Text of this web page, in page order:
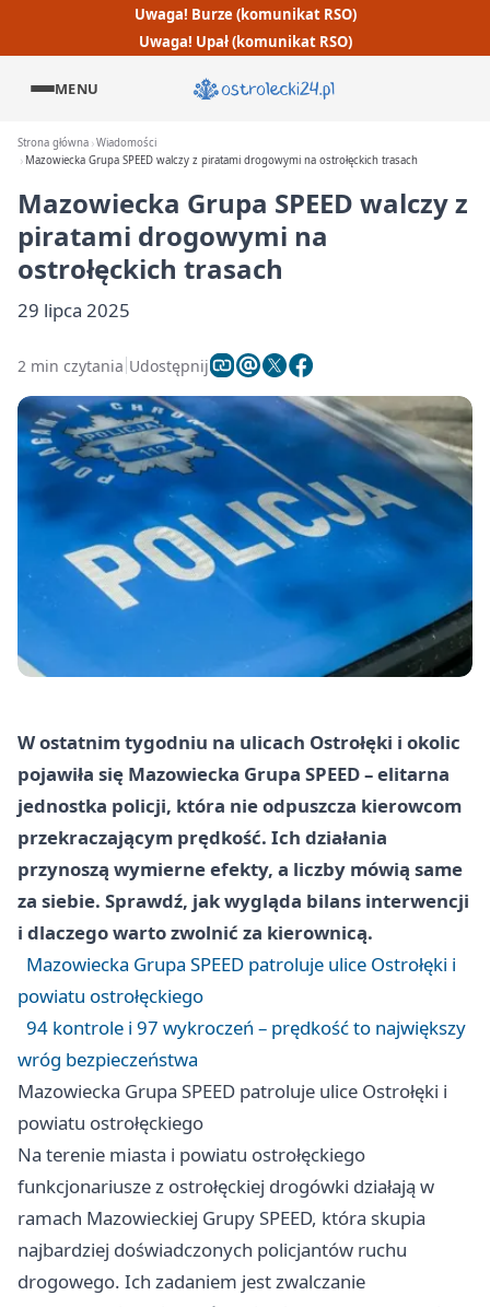
Uwaga! Burze (komunikat RSO)
Uwaga! Upał (komunikat RSO)
MENU
Strona główna Wiadomości
Mazowiecka Grupa SPEED walczy z piratami drogowymi na ostrołęckich trasach
Mazowiecka Grupa SPEED walczy z
piratami drogowymi na
ostrołęckich trasach
29 lipca 2025
2 min czytania Udostępnij
W ostatnim tygodniu na ulicach Ostrołęki i okolic
pojawiła się Mazowiecka Grupa SPEED – elitarna
jednostka policji, która nie odpuszcza kierowcom
przekraczającym prędkość. Ich działania
przynoszą wymierne efekty, a liczby mówią same
za siebie. Sprawdź, jak wygląda bilans interwencji
i dlaczego warto zwolnić za kierownicą.
Mazowiecka Grupa SPEED patroluje ulice Ostrołęki i
powiatu ostrołęckiego
94 kontrole i 97 wykroczeń – prędkość to największy
wróg bezpieczeństwa
Mazowiecka Grupa SPEED patroluje ulice Ostrołęki i
powiatu ostrołęckiego
Na terenie miasta i powiatu ostrołęckiego
funkcjonariusze z ostrołęckiej drogówki działają w
ramach Mazowieckiej Grupy SPEED, która skupia
najbardziej doświadczonych policjantów ruchu
drogowego. Ich zadaniem jest zwalczanie